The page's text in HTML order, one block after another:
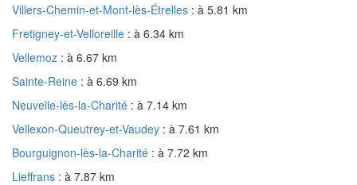
Villers-Chemin-et-Mont-lès-Étrelles : à 5.81 km
Fretigney-et-Velloreille : à 6.34 km
Vellemoz : à 6.67 km
Sainte-Reine : à 6.69 km
Neuvelle-lès-la-Charité : à 7.14 km
Vellexon-Queutrey-et-Vaudey : à 7.61 km
Bourguignon-lès-la-Charité : à 7.72 km
Lieffrans : à 7.87 km